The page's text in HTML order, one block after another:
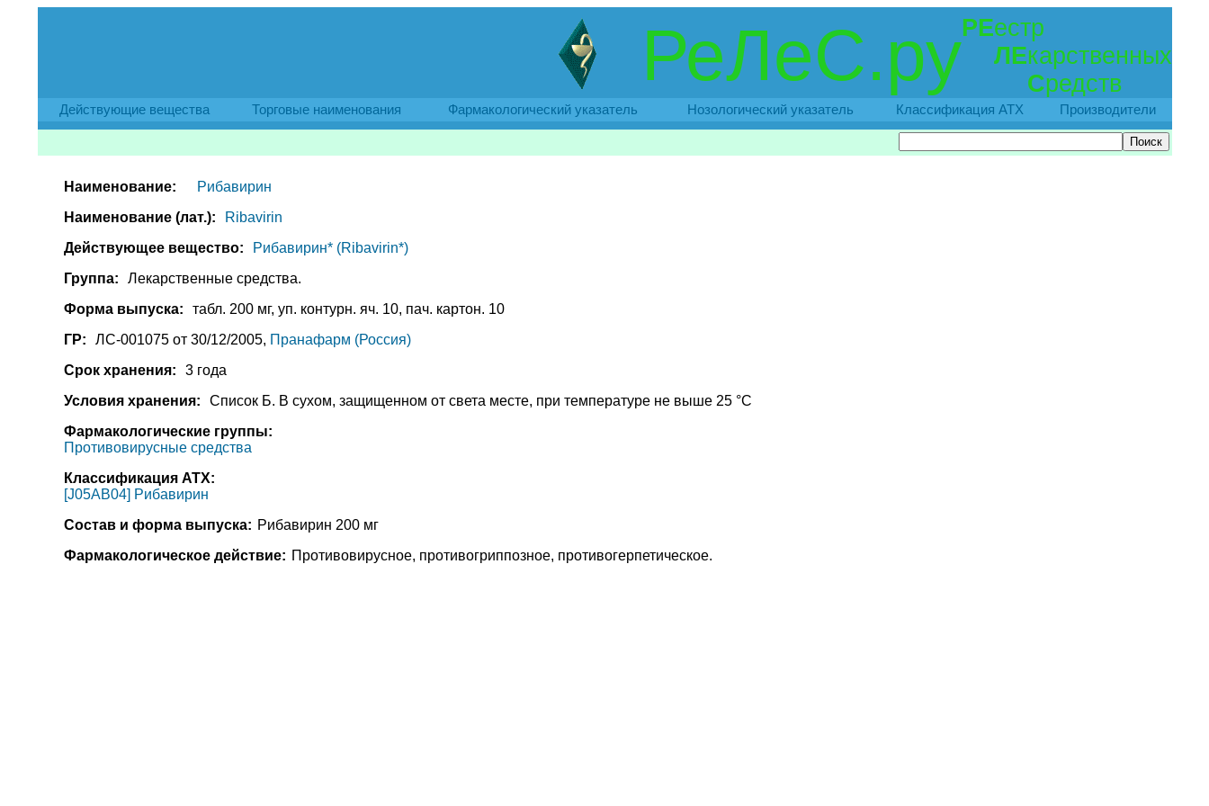
РеЛеС.руРЕестр
ЛЕкарственных
Средств
Действующие вещества Торговые наименования Фармакологический указатель Нозологический указатель Классификация АТХ Производители
Наименование:
Рибавирин
Наименование (лат.):
Ribavirin
Действующее вещество:
Рибавирин* (Ribavirin*)
Группа:
Лекарственные средства.
Форма выпуска:
табл. 200 мг, уп. контурн. яч. 10, пач. картон. 10
ГР:
ЛС-001075 от 30/12/2005, Пранафарм (Россия)
Срок хранения:
3 года
Условия хранения:
Список Б. В сухом, защищенном от света месте, при температуре не выше 25 °C
Фармакологические группы:
Противовирусные средства
Классификация АТХ:
[J05AB04] Рибавирин
Состав и форма выпуска: Рибавирин 200 мг
Фармакологическое действие: Противовирусное, противогриппозное, противогерпетическое.